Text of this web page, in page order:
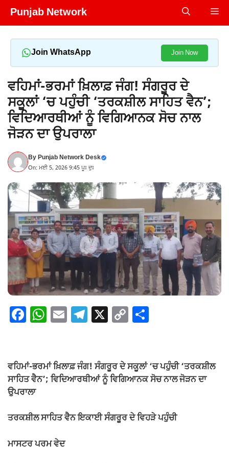
Skip
Punjab Network
Join WhatsApp Join Now
ਵਹਿਮਾਂ-ਭਰਮਾਂ ਖ਼ਿਲਾਫ਼ ਜੰਗ! ਸੰਗਰੂਰ ਦੇ
ਸਕੂਲਾਂ ‘ਚ ਪਹੁੰਚੀ ‘ਤਰਕਸ਼ੀਲ ਸਾਹਿਤ ਵੈਨ’;
ਵਿਦਿਆਰਥੀਆਂ ਨੂੰ ਵਿਗਿਆਨਕ ਸੋਚ ਨਾਲ
ਜੋੜਨ ਦਾ ਉਪਰਾਲਾ
ByPunjab Network Desk
On: ਮਈ 5, 2026 9:45 ਪੂਃ ਦੁਃ
F
e
b
o
o
W
s
A
p
E T
gr
a
X C
y
Li
k
e
ਵਹਿਮਾਂ-ਭਰਮਾਂ ਖ਼ਿਲਾਫ਼ ਜੰਗ! ਸੰਗਰੂਰ ਦੇ ਸਕੂਲਾਂ ‘ਚ ਪਹੁੰਚੀ ‘ਤਰਕਸ਼ੀਲ
ਸਾਹਿਤ ਵੈਨ’; ਵਿਦਿਆਰਥੀਆਂ ਨੂੰ ਵਿਗਿਆਨਕ ਸੋਚ ਨਾਲ ਜੋੜਨ ਦਾ
ਉਪਰਾਲਾ
ਤਰਕਸ਼ੀਲ ਸਾਹਿਤ ਵੈਨ ਇਕਾਈ ਸੰਗਰੂਰ ਦੇ ਵਿਹੜੇ ਪਹੁੰਚੀ
ਮਾਸਟਰ ਪਰਮ ਵੇਦ